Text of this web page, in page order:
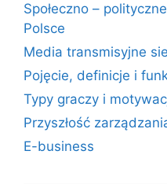
Społeczno –
Polsce
Media transmisyjne
Pojęcie, definicje i
Typy graczy i
Przyszłość
E-business